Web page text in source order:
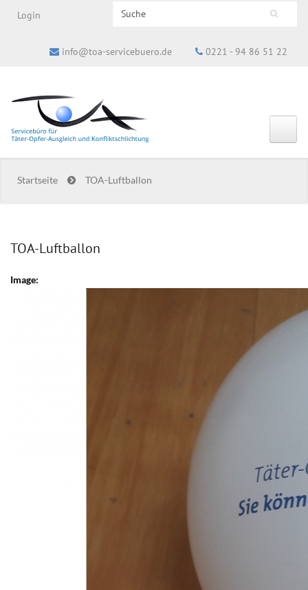
Login Suchformular
Search this site
info@toa-servicebuero.de 0221 - 94 86 51 22
Startseite TOA-Luftballon
TOA-Luftballon
Image: